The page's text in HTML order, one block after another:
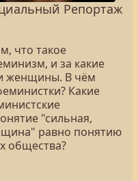
Репортаж
что такое
и за какие
женщины. В чём
Какие
"сильная,
равно понятию
общества?